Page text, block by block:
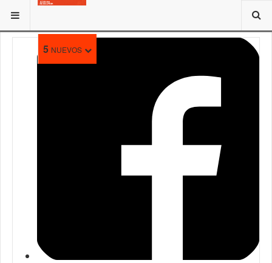
5 NUEVOS
ESTÁ AQUÍ: